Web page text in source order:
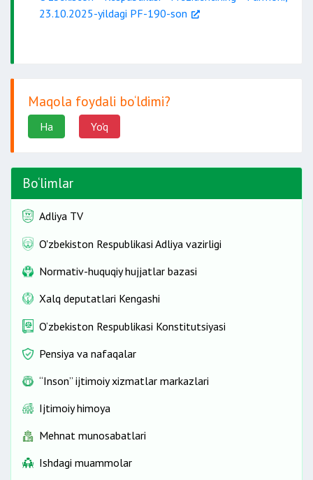
23.10.2025-yildagi PF-190-son
Maqola foydali bo‘ldimi?
Ha Yo'q
Bo‘limlar
Adliya TV
O'zbekiston Respublikasi Adliya vazirligi
Normativ-huquqiy hujjatlar bazasi
Xalq deputatlari Kengashi
O‘zbekiston Respublikasi Konstitutsiyasi
Pensiya va nafaqalar
“Inson” ijtimoiy xizmatlar markazlari
Ijtimoiy himoya
Mehnat munosabatlari
Ishdagi muammolar